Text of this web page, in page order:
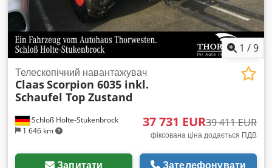
1 /9
Schloß Holte-Stukenbrock
1 646 km
Телескопічний навантажувач
ClaasScorpion 6035 inkl.
Schaufel Top Zustand
37 731 EUR39 411 EUR
фіксована ціна додається ПДВ
Запитати Зателефонувати